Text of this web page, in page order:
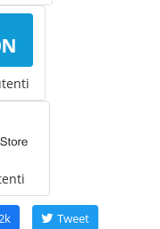
Tweet